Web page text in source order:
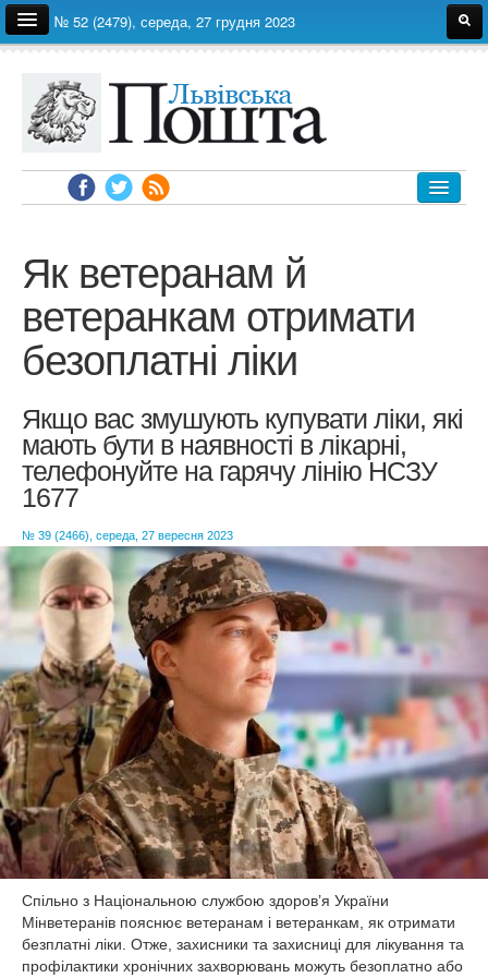
№ 52 (2479), середа, 27 грудня 2023
Реклама
Архів
ЕКОНОМІКА
ПОЛІТИКА
СВІТ
ЗДОРОВ'Я
НАУКА
КУЛЬТУРА
СПОРТ
ОПИТУВАННЯ
Як ветеранам й
ветеранкам отримати
безоплатні ліки
Якщо вас змушують купувати ліки, які
мають бути в наявності в лікарні,
телефонуйте на гарячу лінію НСЗУ
1677
№ 39 (2466), середа, 27 вересня 2023
Спільно з Національною службою здоров’я України
Мінветеранів пояснює ветеранам і ветеранкам, як отримати
безплатні ліки. Отже, захисники та захисниці для лікування та
профілактики хронічних захворювань можуть безоплатно або